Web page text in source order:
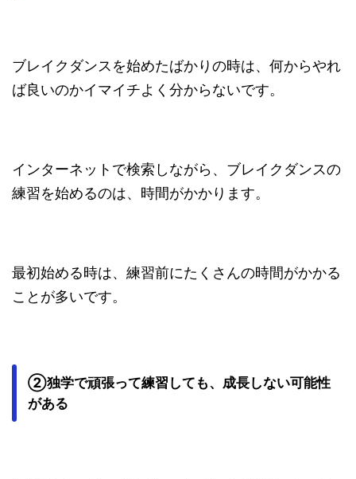
ブレイクダンスを始めたばかりの時は、何からやれ
ば良いのかイマイチよく分からないです。
インターネットで検索しながら、ブレイクダンスの
練習を始めるのは、時間がかかります。
最初始める時は、練習前にたくさんの時間がかかる
ことが多いです。
②独学で頑張って練習しても、成長しない可能性
がある